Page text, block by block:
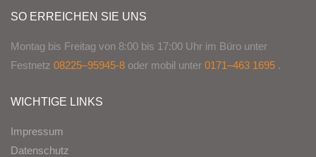
SO ERREICHEN SIE UNS
Montag bis Freitag von 8:00 bis 17:00 Uhr im Büro unter
Festnetz 08225–95945-8 oder mobil unter 0171–463 1695 .
WICHTIGE LINKS
Impressum
Datenschutz